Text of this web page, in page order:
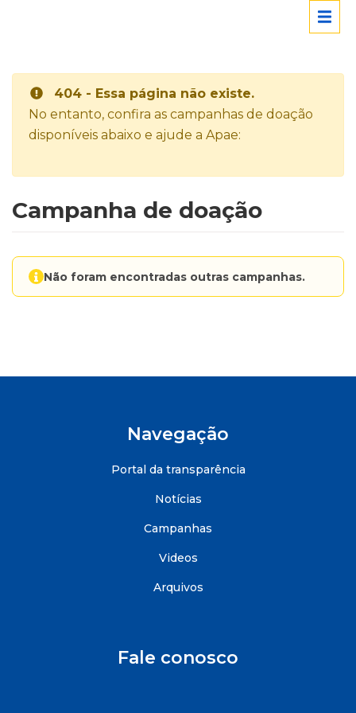
404 - Essa página não existe.
No entanto, confira as campanhas de doação
disponíveis abaixo e ajude a Apae:
Campanha de doação
Não foram encontradas outras campanhas.
Navegação
Portal da transparência
Notícias
Campanhas
Videos
Arquivos
Fale conosco